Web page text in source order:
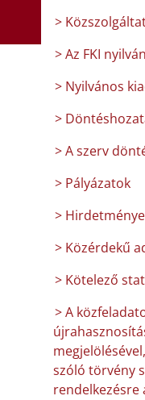
>
> Az FKI
> Nyilvános
>
> A szerv
> Pályázatok
>
> Közérdekű
> Kötelező
> A
szóló törvény
rendelkezésre